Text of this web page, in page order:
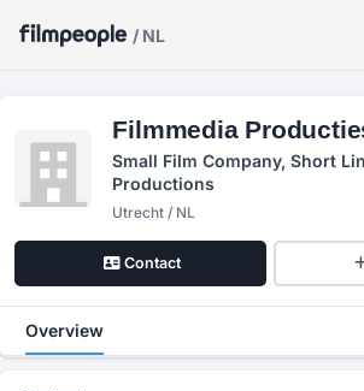
/ NL
Filmmedia
Small Film Company, Short
Productions
Utrecht / NL
Contact
Overview